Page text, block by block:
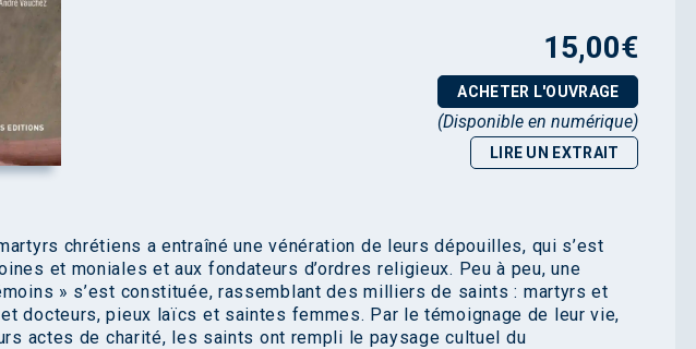
15,00€
ACHETER L'OUVRAGE
(Disponible en numérique)
LIRE UN EXTRAIT
chrétiens a entraîné une vénération de leurs dépouilles, qui s’est
et moniales et aux fondateurs d’ordres religieux. Peu à peu, une
» s’est constituée, rassemblant des milliers de saints : martyrs et
docteurs, pieux laïcs et saintes femmes. Par le témoignage de leur vie,
actes de charité, les saints ont rempli le paysage cultuel du